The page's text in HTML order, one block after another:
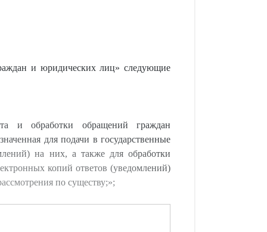
и юридических лиц» следующие
и обработки обращений граждан
для подачи в государственные
на них, а также для обработки
копий ответов (уведомлений)
по существу;»;